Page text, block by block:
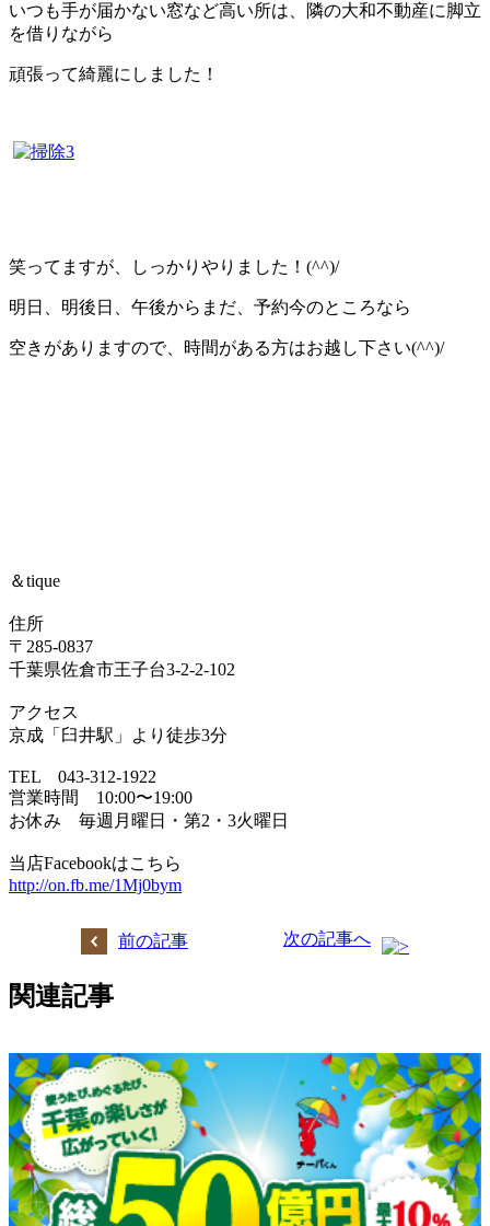
いつも手が届かない窓など高い所は、隣の大和不動産に脚立
を借りながら
頑張って綺麗にしました！
笑ってますが、しっかりやりました！(^^)/
明日、明後日、午後からまだ、予約今のところなら
空きがありますので、時間がある方はお越し下さい(^^)/
＆tique
住所
〒285-0837
千葉県佐倉市王子台3-2-2-102
アクセス
京成「臼井駅」より徒歩3分
TEL 043-312-1922
営業時間 10:00〜19:00
お休み 毎週月曜日・第2・3火曜日
当店Facebookはこちら
http://on.fb.me/1Mj0bym
前の記事 次の記事へ
関連記事